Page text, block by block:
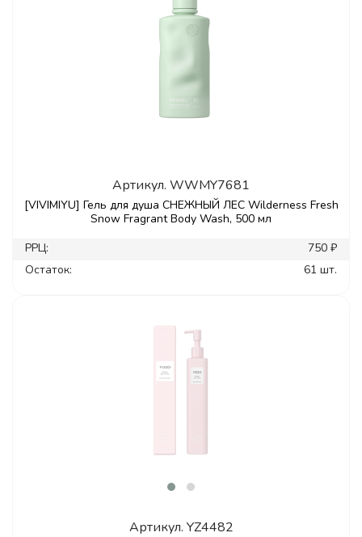
Артикул. WWMY7681
[VIVIMIYU] Гель для душа СНЕЖНЫЙ ЛЕС Wilderness Fresh
Snow Fragrant Body Wash, 500 мл
РРЦ:
750 ₽
Остаток:
61 шт.
Артикул. YZ4482